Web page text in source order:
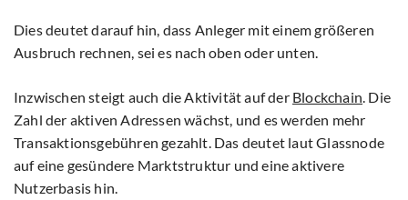
Dies deutet darauf hin, dass Anleger mit einem größeren
Ausbruch rechnen, sei es nach oben oder unten.
Inzwischen steigt auch die Aktivität auf der Blockchain. Die
Zahl der aktiven Adressen wächst, und es werden mehr
Transaktionsgebühren gezahlt. Das deutet laut Glassnode
auf eine gesündere Marktstruktur und eine aktivere
Nutzerbasis hin.